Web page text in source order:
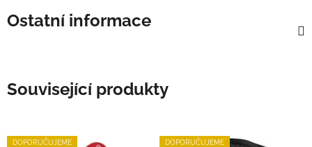
Ostatní informace
Související produkty
DOPORUČUJEME DOPORUČUJEME